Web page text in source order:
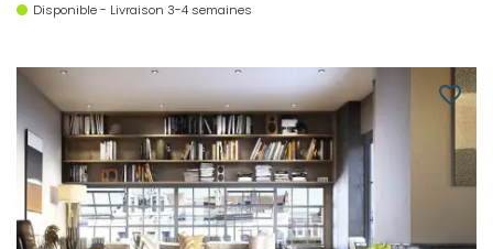
Disponible - Livraison 3-4 semaines
favorite_border